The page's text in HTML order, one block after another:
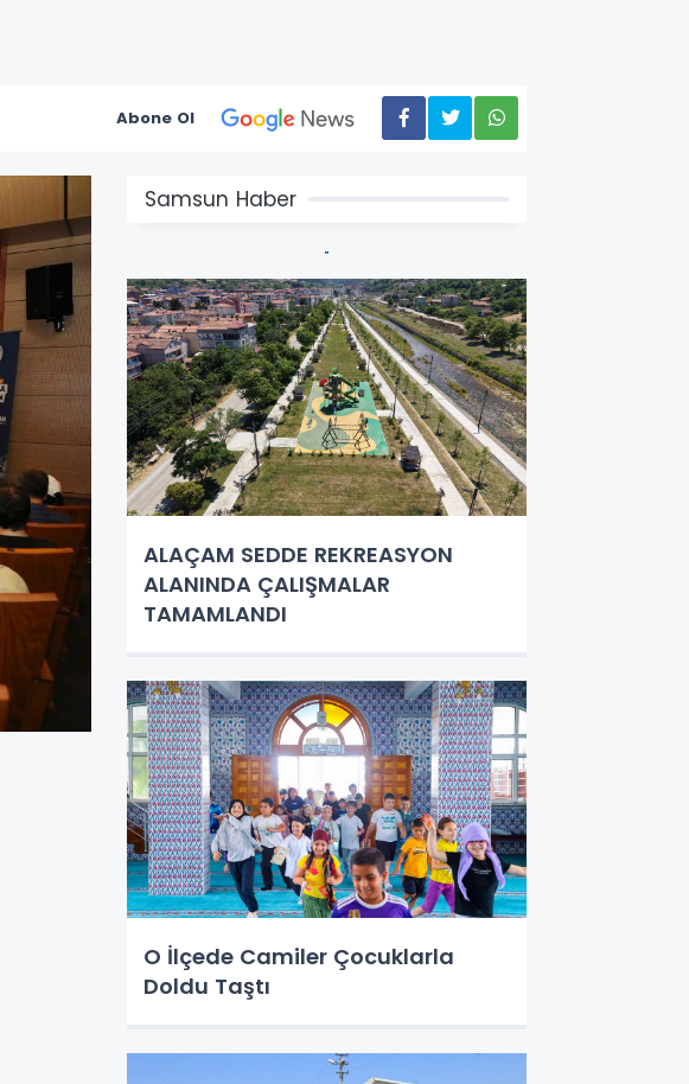
Abone Ol
Samsun Haber
ALAÇAM SEDDE REKREASYON
ALANINDA ÇALIŞMALAR
TAMAMLANDI
O İlçede Camiler Çocuklarla
Doldu Taştı